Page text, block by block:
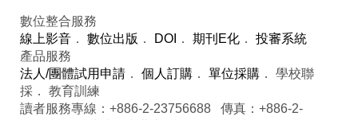
數位整合服務
線上影音 ． 數位出版 ． DOI ． 期刊E化 ． 投審系統
產品服務
法人/團體試用申請 ． 個人訂購 ． 單位採購 ． 學校聯
採． 教育訓練
讀者服務專線：+886-2-23756688 傳真：+886-2-